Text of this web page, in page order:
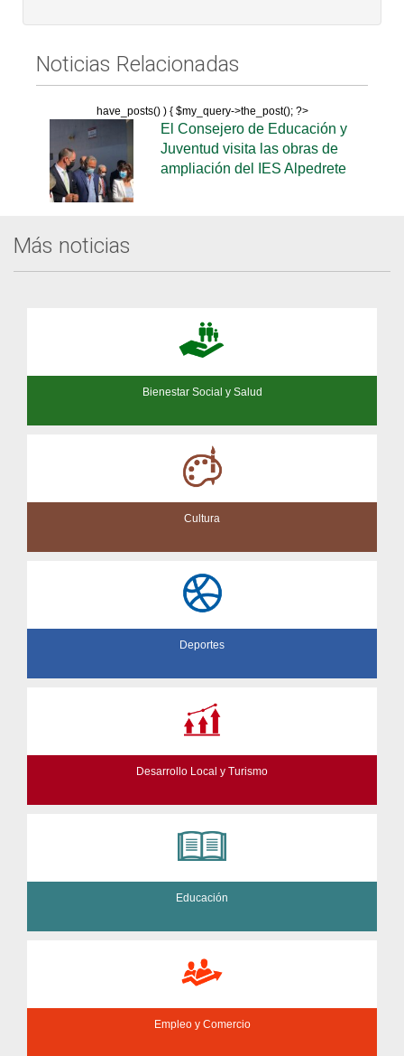
Noticias Relacionadas
have_posts() ) { $my_query->the_post(); ?>
El Consejero de Educación y
Juventud visita las obras de
ampliación del IES Alpedrete
Más noticias
Bienestar Social y Salud
Cultura
Deportes
Desarrollo Local y Turismo
Educación
Empleo y Comercio